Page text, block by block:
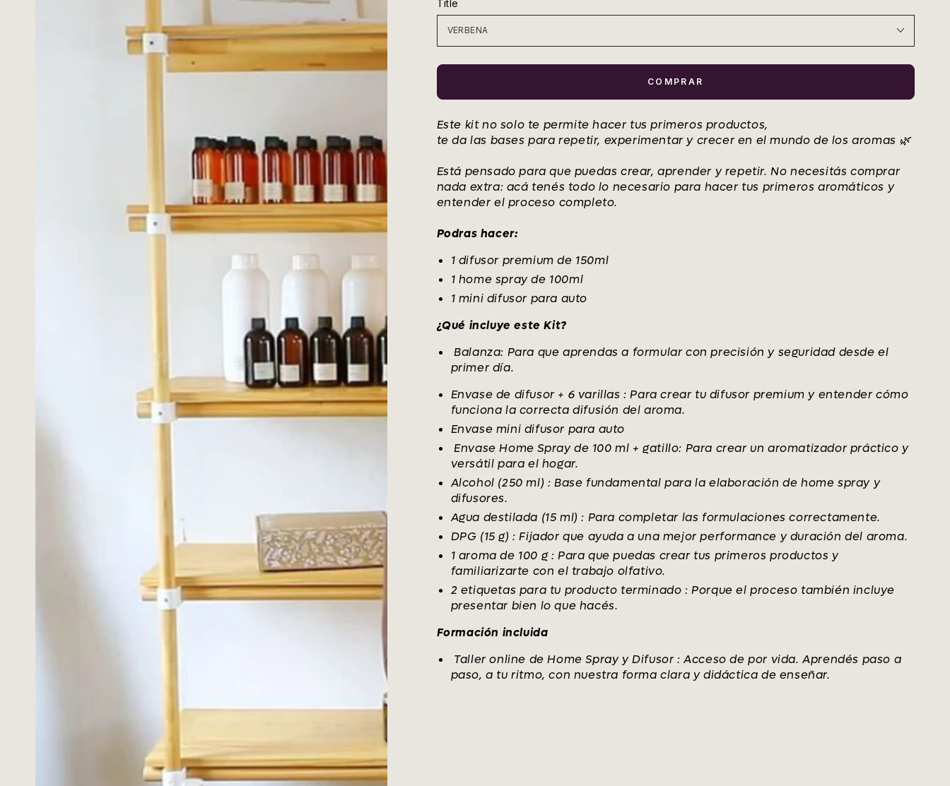
Title
COMPRAR
Este kit no solo te permite hacer tus primeros productos,
te da las bases para repetir, experimentar y crecer en el mundo de los aromas 🌿
Está pensado para que puedas crear, aprender y repetir. No necesitás comprar
nada extra: acá tenés todo lo necesario para hacer tus primeros aromáticos y
entender el proceso completo.
Podras hacer:
1 difusor premium de 150ml
1 home spray de 100ml
1 mini difusor para auto
¿Qué incluye este Kit?
Balanza: Para que aprendas a formular con precisión y seguridad desde el
primer día.
Envase de difusor + 6 varillas :Para crear tu difusor premium y entender cómo
funciona la correcta difusión del aroma.
Envase mini difusor para auto
Envase Home Spray de 100 ml + gatillo: Para crear un aromatizador práctico y
versátil para el hogar.
Alcohol (250 ml) : Base fundamental para la elaboración de home spray y
difusores.
Agua destilada (15 ml) : Para completar las formulaciones correctamente.
DPG (15 g) : Fijador que ayuda a una mejor performance y duración del aroma.
1 aroma de 100 g : Para que puedas crear tus primeros productos y
familiarizarte con el trabajo olfativo.
2 etiquetas para tu producto terminado : Porque el proceso también incluye
presentar bien lo que hacés.
Formación incluida
Taller online de Home Spray y Difusor :Acceso de por vida. Aprendés paso a
paso, a tu ritmo, con nuestra forma clara y didáctica de enseñar.